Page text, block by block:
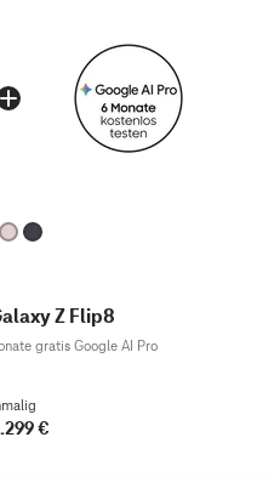
Z Flip8
gratis Google AI Pro
€